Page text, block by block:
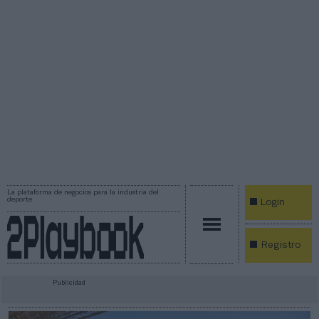
La plataforma de negocios para la industria del
deporte
Login
Registro
Publicidad